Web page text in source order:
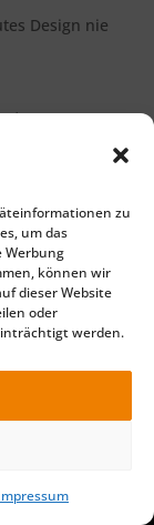
zu
um das
Werbung
können wir
dieser Website
oder
werden.
Design nie
Suchen
für Marketing
Film Produktion .
Würzburg,